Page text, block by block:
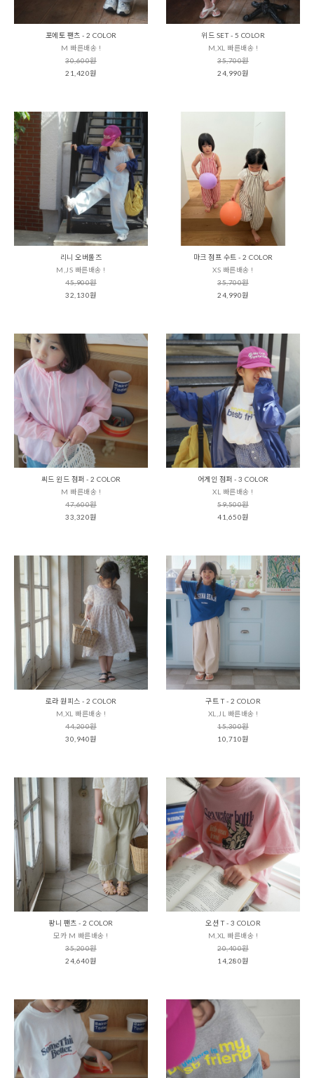
포에토 팬츠 - 2 COLOR
M 빠른배송 !
30,600원
21,420원
위드 SET - 5 COLOR
M,XL 빠른배송 !
35,700원
24,990원
리니 오버롤즈
M,JS 빠른배송 !
45,900원
32,130원
마크 점프 수트 - 2 COLOR
XS 빠른배송 !
35,700원
24,990원
씨드 윈드 점퍼 - 2 COLOR
M 빠른배송 !
47,600원
33,320원
어게인 점퍼 - 3 COLOR
XL 빠른배송 !
59,500원
41,650원
로라 원피스 - 2 COLOR
M,XL 빠른배송 !
44,200원
30,940원
구트 T - 2 COLOR
XL,JL 빠른배송 !
15,300원
10,710원
팡니 팬츠 - 2 COLOR
모카 M 빠른배송 !
35,200원
24,640원
오션 T - 3 COLOR
M,XL 빠른배송 !
20,400원
14,280원